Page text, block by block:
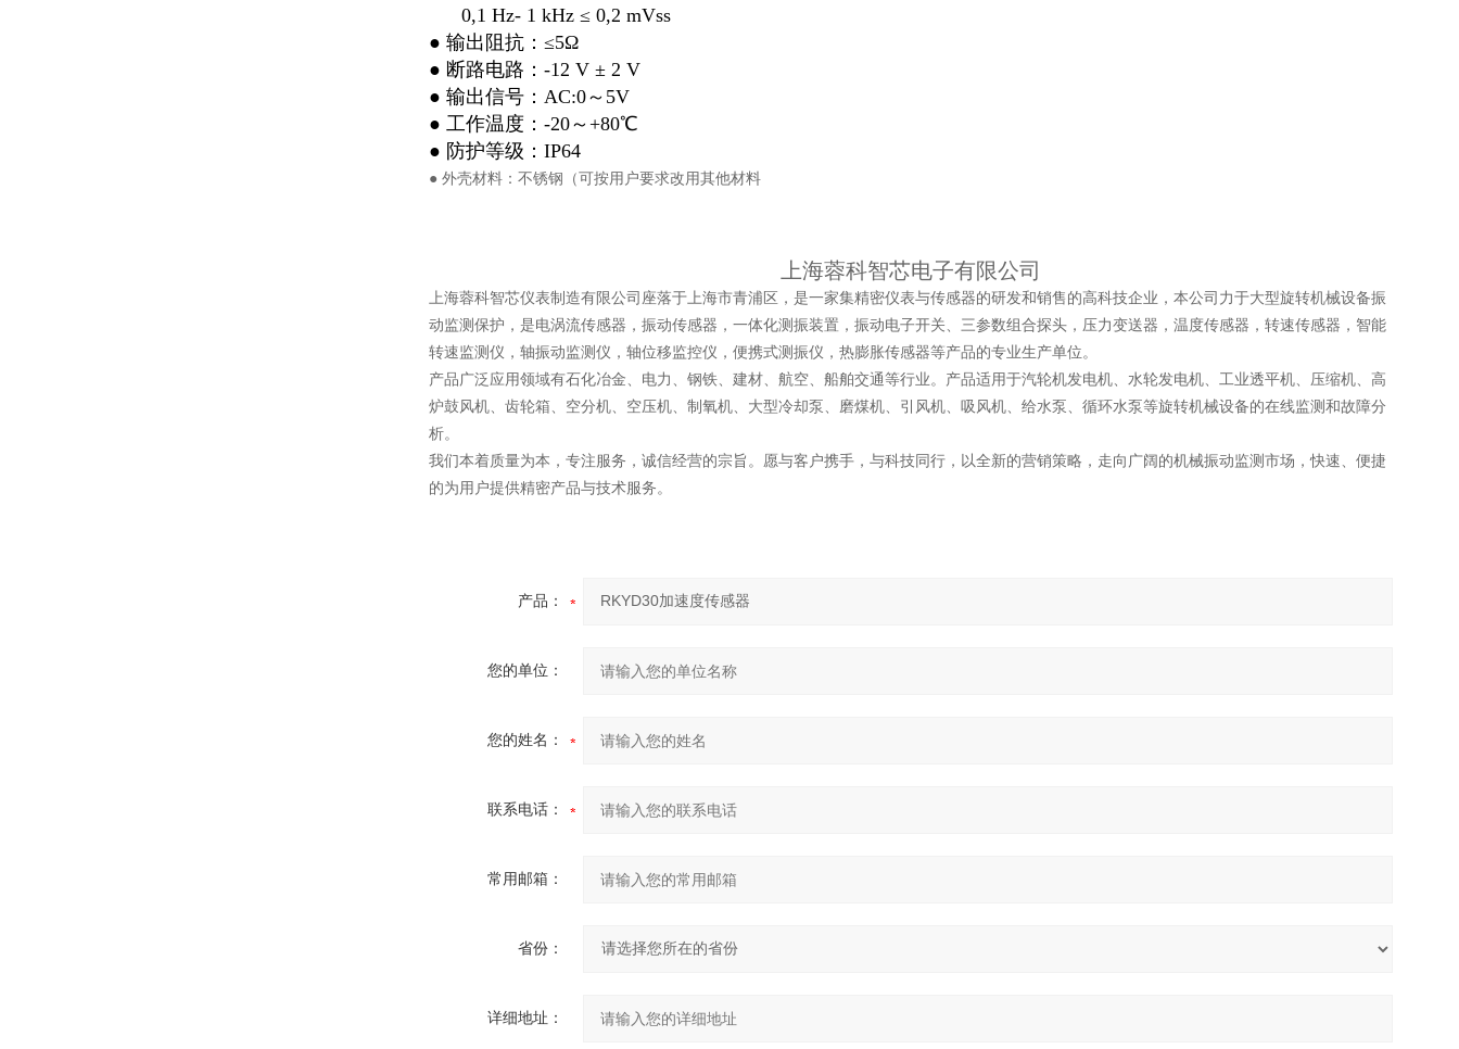
0,1 Hz- 1 kHz ≤ 0,2 mVss
● 输出阻抗：≤5Ω
● 断路电路：-12 V ± 2 V
● 输出信号：AC:0～5V
● 工作温度：-20～+80℃
● 防护等级：IP64
● 外壳材料：不锈钢（可按用户要求改用其他材料
上海蓉科智芯电子有限公司
上海蓉科智芯仪表制造有限公司座落于上海市青浦区，是一家集精密仪表与传感器的研发和销售的高科技企业，本公司力于大型旋转机械设备振
动监测保护，是电涡流传感器，振动传感器，一体化测振装置，振动电子开关、三参数组合探头，压力变送器，温度传感器，转速传感器，智能
转速监测仪，轴振动监测仪，轴位移监控仪，便携式测振仪，热膨胀传感器等产品的专业生产单位。
产品广泛应用领域有石化冶金、电力、钢铁、建材、航空、船舶交通等行业。产品适用于汽轮机发电机、水轮发电机、工业透平机、压缩机、高
炉鼓风机、齿轮箱、空分机、空压机、制氧机、大型冷却泵、磨煤机、引风机、吸风机、给水泵、循环水泵等旋转机械设备的在线监测和故障分
析。
我们本着质量为本，专注服务，诚信经营的宗旨。愿与客户携手，与科技同行，以全新的营销策略，走向广阔的机械振动监测市场，快速、便捷
的为用户提供精密产品与技术服务。
产品：
您的单位：
您的姓名：
联系电话：
常用邮箱：
省份：
详细地址：